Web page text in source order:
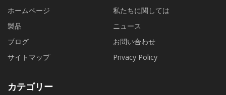
ホームページ
私たちに関しては
製品
ニュース
ブログ
お問い合わせ
サイトマップ
Privacy Policy
カテゴリー